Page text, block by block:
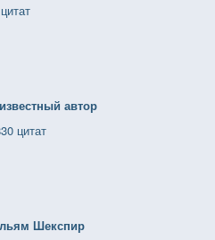
автор
цитат
Шекспир